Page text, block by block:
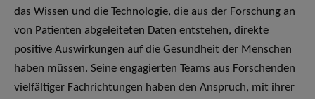
das Wissen und die Technologie, die aus der Forschung an
von Patienten abgeleiteten Daten entstehen, direkte
positive Auswirkungen auf die Gesundheit der Menschen
haben müssen. Seine engagierten Teams aus Forschenden
vielfältiger Fachrichtungen haben den Anspruch, mit ihrer